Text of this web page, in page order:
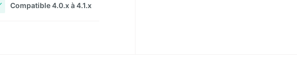
Compatible 4.0.x à 4.1.x